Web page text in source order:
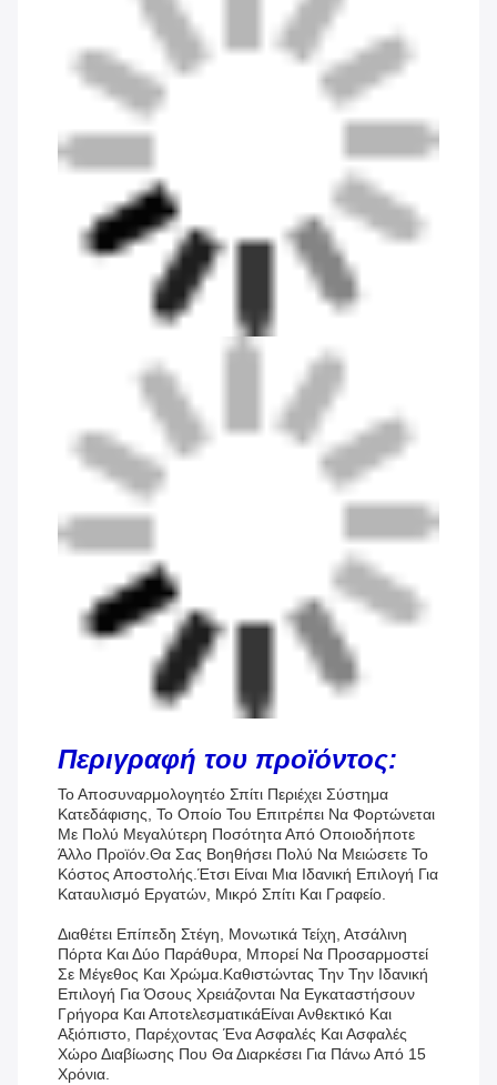
Περιγραφή του προϊόντος:
Το Αποσυναρμολογητέο Σπίτι Περιέχει Σύστημα
Κατεδάφισης, Το Οποίο Του Επιτρέπει Να Φορτώνεται
Με Πολύ Μεγαλύτερη Ποσότητα Από Οποιοδήποτε
Άλλο Προϊόν.Θα Σας Βοηθήσει Πολύ Να Μειώσετε Το
Κόστος Αποστολής.Έτσι Είναι Μια Ιδανική Επιλογή Για
Καταυλισμό Εργατών, Μικρό Σπίτι Και Γραφείο.
Διαθέτει Επίπεδη Στέγη, Μονωτικά Τείχη, Ατσάλινη
Πόρτα Και Δύο Παράθυρα, Μπορεί Να Προσαρμοστεί
Σε Μέγεθος Και Χρώμα.καθιστώντας Την Την Ιδανική
Επιλογή Για Όσους Χρειάζονται Να Εγκαταστήσουν
Γρήγορα Και ΑποτελεσματικάΕίναι Ανθεκτικό Και
Αξιόπιστο, Παρέχοντας Ένα Ασφαλές Και Ασφαλές
Χώρο Διαβίωσης Που Θα Διαρκέσει Για Πάνω Από 15
Χρόνια.